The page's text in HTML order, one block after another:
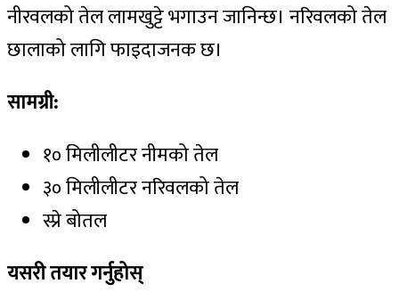
नीरवलको तेल लामखुट्टे भगाउन जानिन्छ। नरिवलको तेल
छालाको लागि फाइदाजनक छ।
सामग्री:
१० मिलीलीटर नीमको तेल
३० मिलीलीटर नरिवलको तेल
स्प्रे बोतल
यसरीतयारगर्नुहोस्